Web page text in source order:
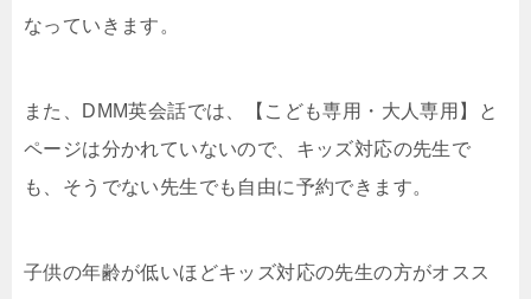
なっていきます。
また、DMM英会話では、【こども専用・大人専用】と
ページは分かれていないので、キッズ対応の先生で
も、そうでない先生でも自由に予約できます。
子供の年齢が低いほどキッズ対応の先生の方がオスス